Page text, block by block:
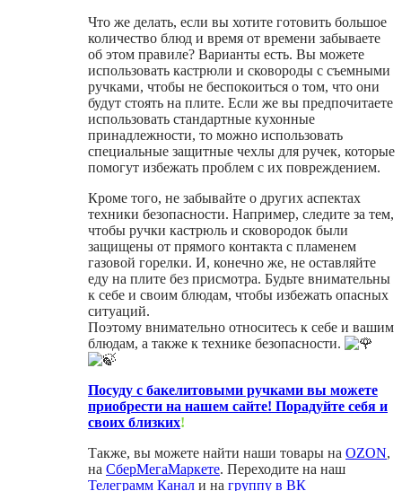
Что же делать, если вы хотите готовить большое
количество блюд и время от времени забываете
об этом правиле? Варианты есть. Вы можете
использовать кастрюли и сковороды с съемными
ручками, чтобы не беспокоиться о том, что они
будут стоять на плите. Если же вы предпочитаете
использовать стандартные кухонные
принадлежности, то можно использовать
специальные защитные чехлы для ручек, которые
помогут избежать проблем с их повреждением.
Кроме того, не забывайте о других аспектах
техники безопасности. Например, следите за тем,
чтобы ручки кастрюль и сковородок были
защищены от прямого контакта с пламенем
газовой горелки. И, конечно же, не оставляйте
еду на плите без присмотра. Будьте внимательны
к себе и своим блюдам, чтобы избежать опасных
ситуаций.
Поэтому внимательно относитесь к себе и вашим
блюдам, а также к технике безопасности.
Посуду с бакелитовыми ручками вы можете
приобрести на нашем сайте! Порадуйте себя и
своих близких!
Также, вы можете найти наши товары на OZON,
на СберМегаМаркете. Переходите на наш
Телеграмм Канал и на группу в ВК